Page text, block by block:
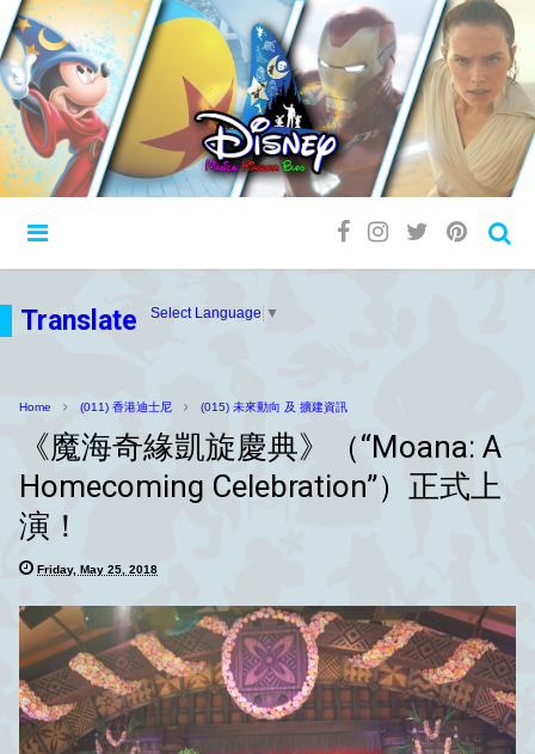
Translate Select Language ▼
Home (011) 香港迪士尼 (015) 未來動向 及 擴建資訊
《魔海奇緣凱旋慶典》（“Moana: A
Homecoming Celebration”）正式上
演！
Friday, May 25, 2018